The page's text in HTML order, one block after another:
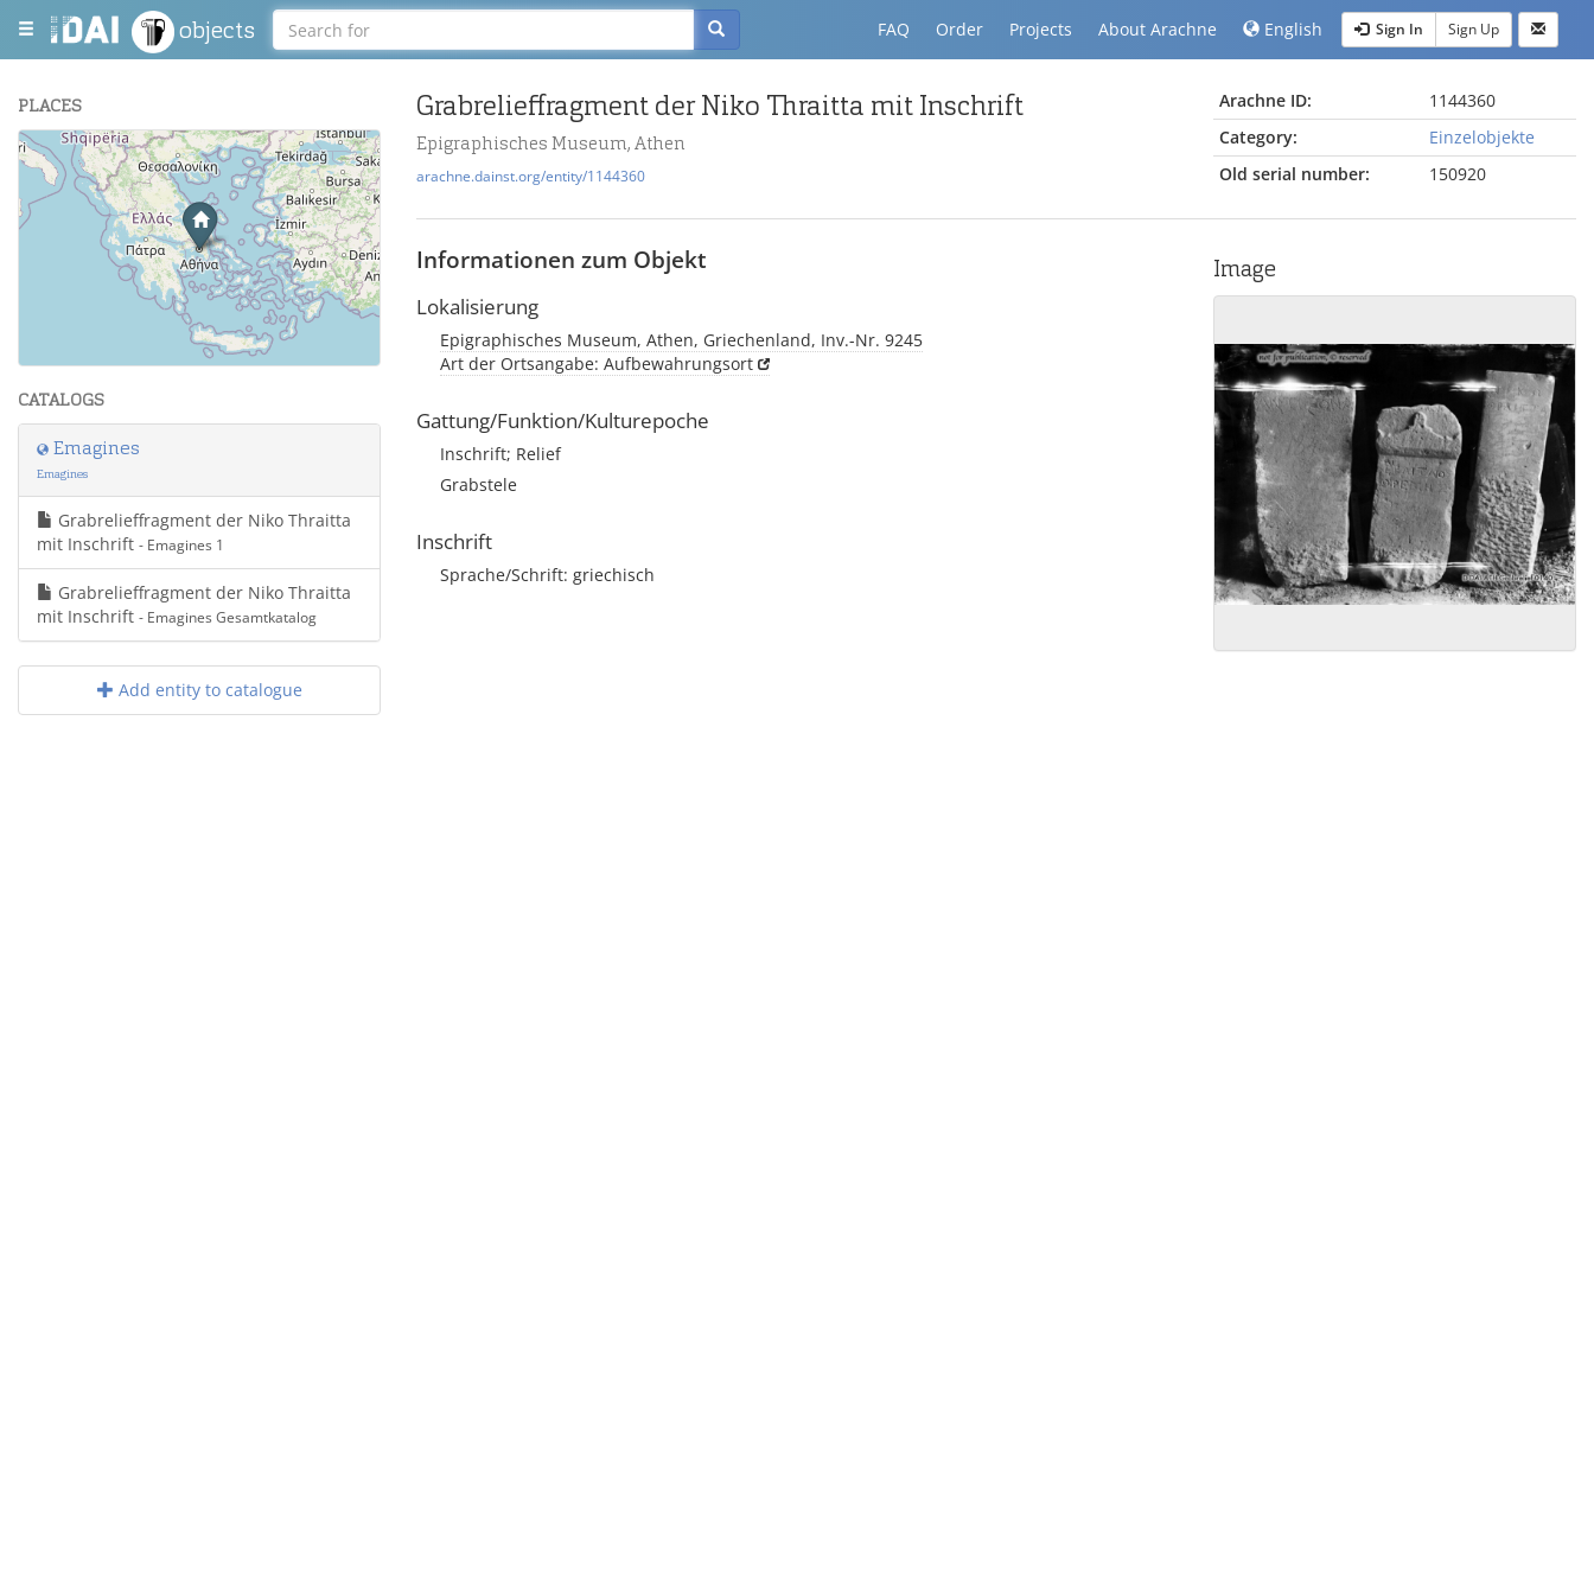
objects FAQ Order Projects About Arachne English Sign In Sign Up
PLACES
+
−
| Maps and Data ©
CATALOGS
Emagines
Emagines
Grabrelieffragment der Niko Thraitta
mit Inschrift - Emagines 1
Grabrelieffragment der Niko Thraitta
mit Inschrift - Emagines Gesamtkatalog
Add entity to catalogue
Grabrelieffragment der Niko Thraitta mit Inschrift
Epigraphisches Museum, Athen
arachne.dainst.org/entity/1144360
Arachne ID:
1144360
Category:
Einzelobjekte
Old serial number:
150920
Informationen zum Objekt
Lokalisierung
Epigraphisches Museum, Athen, Griechenland, Inv.-Nr. 9245
Art der Ortsangabe: Aufbewahrungsort
Gattung/Funktion/Kulturepoche
Inschrift; Relief
Grabstele
Inschrift
Sprache/Schrift: griechisch
Image